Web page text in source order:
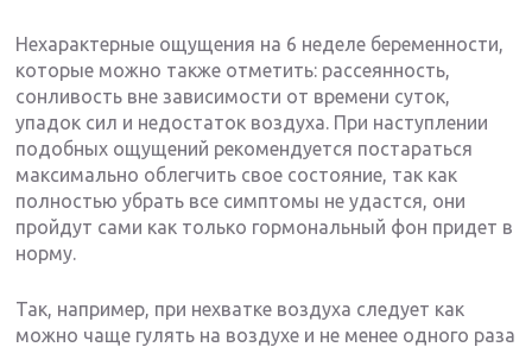
Нехарактерные ощущения на 6 неделе беременности,
которые можно также отметить: рассеянность,
сонливость вне зависимости от времени суток,
упадок сил и недостаток воздуха. При наступлении
подобных ощущений рекомендуется постараться
максимально облегчить свое состояние, так как
полностью убрать все симптомы не удастся, они
пройдут сами как только гормональный фон придет в
норму.
Так, например, при нехватке воздуха следует как
можно чаще гулять на воздухе и не менее одного раза